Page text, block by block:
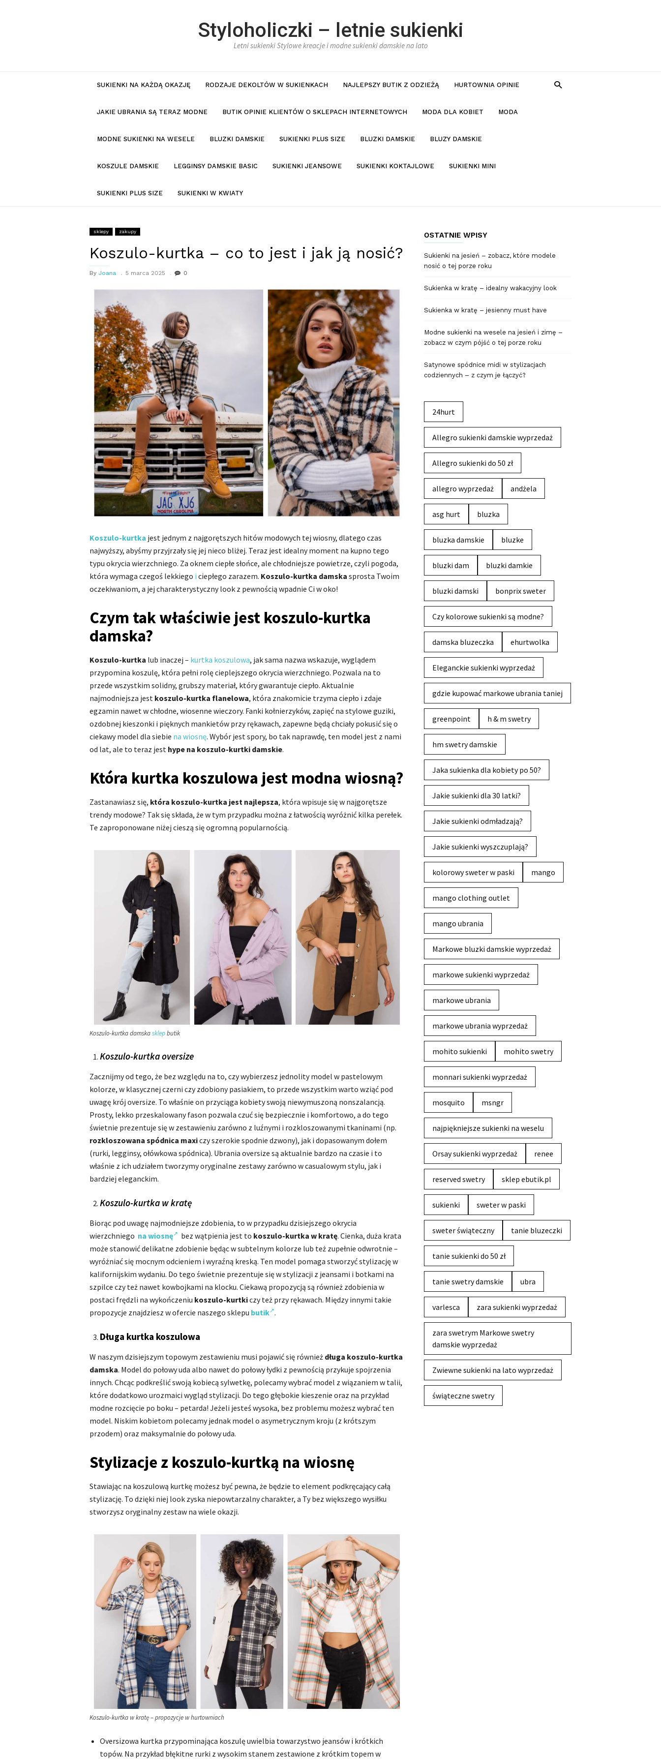
Styloholiczki – letnie sukienki
Letni sukienki Stylowe kreacje i modne sukienki damskie na lato
SUKIENKI NA KAŻDĄ OKAZJĘ RODZAJE DEKOLTÓW W SUKIENKACH NAJLEPSZY BUTIK Z ODZIEŻĄ HURTOWNIA OPINIE
JAKIE UBRANIA SĄ TERAZ MODNE BUTIK OPINIE KLIENTÓW O SKLEPACH INTERNETOWYCH MODA DLA KOBIET MODA
MODNE SUKIENKI NA WESELE BLUZKI DAMSKIE SUKIENKI PLUS SIZE BLUZKI DAMSKIE BLUZY DAMSKIE
KOSZULE DAMSKIE LEGGINSY DAMSKIE BASIC SUKIENKI JEANSOWE SUKIENKI KOKTAJLOWE SUKIENKI MINI
SUKIENKI PLUS SIZE SUKIENKI W KWIATY
sklepy zakupy
Koszulo-kurtka – co to jest i jak ją nosić?
By Joana 5 marca 2025 0
Koszulo-kurtka jest jednym z najgorętszych hitów modowych tej wiosny, dlatego czas
najwyższy, abyśmy przyjrzały się jej nieco bliżej. Teraz jest idealny moment na kupno tego
typu okrycia wierzchniego. Za oknem ciepłe słońce, ale chłodniejsze powietrze, czyli pogoda,
która wymaga czegoś lekkiego i ciepłego zarazem. Koszulo-kurtka damska sprosta Twoim
oczekiwaniom, a jej charakterystyczny look z pewnością wpadnie Ci w oko!
Czym tak właściwie jest koszulo-kurtka
damska?
Koszulo-kurtka lub inaczej – kurtka koszulowa, jak sama nazwa wskazuje, wyglądem
przypomina koszulę, która pełni rolę cieplejszego okrycia wierzchniego. Pozwala na to
przede wszystkim solidny, grubszy materiał, który gwarantuje ciepło. Aktualnie
najmodniejsza jest koszulo-kurtka flanelowa, która znakomicie trzyma ciepło i zdaje
egzamin nawet w chłodne, wiosenne wieczory. Fanki kołnierzyków, zapięć na stylowe guziki,
ozdobnej kieszonki i pięknych mankietów przy rękawach, zapewne będą chciały pokusić się o
ciekawy model dla siebie na wiosnę. Wybór jest spory, bo tak naprawdę, ten model jest z nami
od lat, ale to teraz jest hype na koszulo-kurtki damskie.
Która kurtka koszulowa jest modna wiosną?
Zastanawiasz się, która koszulo-kurtka jest najlepsza, która wpisuje się w najgorętsze
trendy modowe? Tak się składa, że w tym przypadku można z łatwością wyróżnić kilka perełek.
Te zaproponowane niżej cieszą się ogromną popularnością.
Koszulo-kurtka damskasklepbutik
Koszulo-kurtka oversize
Zacznijmy od tego, że bez względu na to, czy wybierzesz jednolity model w pastelowym
kolorze, w klasycznej czerni czy zdobiony pasiakiem, to przede wszystkim warto wziąć pod
uwagę krój oversize. To właśnie on przyciąga kobiety swoją niewymuszoną nonszalancją.
Prosty, lekko przeskalowany fason pozwala czuć się bezpiecznie i komfortowo, a do tego
świetnie prezentuje się w zestawieniu zarówno z luźnymi i rozkloszowanymi tkaninami (np.
rozkloszowana spódnica maxiczy szerokie spodnie dzwony), jak i dopasowanym dołem
(rurki, legginsy, ołówkowa spódnica). Ubrania oversize są aktualnie bardzo na czasie i to
właśnie z ich udziałem tworzymy oryginalne zestawy zarówno w casualowym stylu, jak i
bardziej eleganckim.
Koszulo-kurtka w kratę
Biorąc pod uwagę najmodniejsze zdobienia, to w przypadku dzisiejszego okrycia
wierzchniego na wiosnę bez wątpienia jest to koszulo-kurtka w kratę. Cienka, duża krata
może stanowić delikatne zdobienie będąc w subtelnym kolorze lub też zupełnie odwrotnie –
wyróżniać się mocnym odcieniem i wyraźną kreską. Ten model pomaga stworzyć stylizację w
kalifornijskim wydaniu. Do tego świetnie prezentuje się w stylizacji z jeansami i botkami na
szpilce czy też nawet kowbojkami na klocku. Ciekawą propozycją są również zdobienia w
postaci frędzli na wykończeniu koszulo-kurtkiczy też przy rękawach. Między innymi takie
propozycje znajdziesz w ofercie naszego sklepu butik .
Długa kurtka koszulowa
W naszym dzisiejszym topowym zestawieniu musi pojawić się również długa koszulo-kurtka
damska. Model do połowy uda albo nawet do połowy łydki z pewnością przykuje spojrzenia
innych. Chcąc podkreślić swoją kobiecą sylwetkę, polecamy wybrać model z wiązaniem w talii,
które dodatkowo urozmaici wygląd stylizacji. Do tego głębokie kieszenie oraz na przykład
modne rozcięcie po boku – petarda! Jeżeli jesteś wysoka, bez problemu możesz wybrać ten
model. Niskim kobietom polecamy jednak model o asymetrycznym kroju (z krótszym
przodem) oraz maksymalnie do połowy uda.
Stylizacje z koszulo-kurtką na wiosnę
Stawiając na koszulową kurtkę możesz być pewna, że będzie to element podkręcający całą
stylizację. To dzięki niej look zyska niepowtarzalny charakter, a Ty bez większego wysiłku
stworzysz oryginalny zestaw na wiele okazji.
Koszulo-kurtka w kratę – propozycje w hurtowniach
Oversizowa kurtka przypominająca koszulę uwielbia towarzystwo jeansów i krótkich
topów. Na przykład błękitne rurki z wysokim stanem zestawione z krótkim topem w
OSTATNIE WPISY
Sukienki na jesień – zobacz, które modele
nosić o tej porze roku
Sukienka w kratę – idealny wakacyjny look
Sukienka w kratę – jesienny must have
Modne sukienki na wesele na jesień i zimę –
zobacz w czym pójść o tej porze roku
Satynowe spódnice midi w stylizacjach
codziennych – z czym je łączyć?
24hurt
Allegro sukienki damskie wyprzedaż
Allegro sukienki do 50 zł
allegro wyprzedaż andżela
asg hurt bluzka
bluzka damskie bluzke
bluzki dam bluzki damkie
bluzki damski bonprix sweter
Czy kolorowe sukienki są modne?
damska bluzeczka ehurtwolka
Eleganckie sukienki wyprzedaż
gdzie kupować markowe ubrania taniej
greenpoint h & m swetry
hm swetry damskie
Jaka sukienka dla kobiety po 50?
Jakie sukienki dla 30 latki?
Jakie sukienki odmładzają?
Jakie sukienki wyszczuplają?
kolorowy sweter w paski mango
mango clothing outlet
mango ubrania
Markowe bluzki damskie wyprzedaż
markowe sukienki wyprzedaż
markowe ubrania
markowe ubrania wyprzedaż
mohito sukienki mohito swetry
monnari sukienki wyprzedaż
mosquito msngr
najpiękniejsze sukienki na weselu
Orsay sukienki wyprzedaż renee
reserved swetry sklep ebutik.pl
sukienki sweter w paski
sweter świąteczny tanie bluzeczki
tanie sukienki do 50 zł
tanie swetry damskie ubra
varlesca zara sukienki wyprzedaż
zara swetrym Markowe swetry
damskie wyprzedaż
Zwiewne sukienki na lato wyprzedaż
świąteczne swetry